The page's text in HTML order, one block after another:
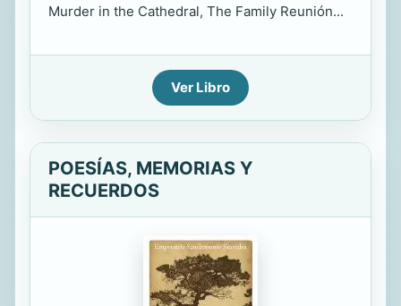
Murder in the Cathedral, The Family Reunión...
Ver Libro
POESÍAS, MEMORIAS Y
RECUERDOS